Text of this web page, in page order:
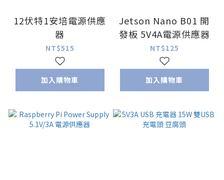
12伏特1安培電源供應
器
NT$515
加入購物車
Jetson Nano B01 開
發板 5V4A電源供應器
NT$125
加入購物車